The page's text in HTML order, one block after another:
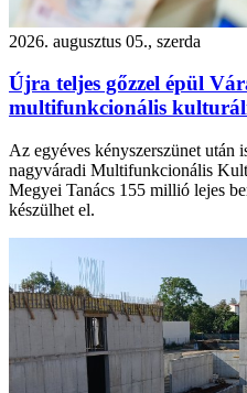
2026. augusztus 05., szerda
Újra teljes gőzzel épül
multifunkcionális
Az egyéves kényszerszünet után
nagyváradi Multifunkcionális
Megyei Tanács 155 millió lejes
készülhet el.